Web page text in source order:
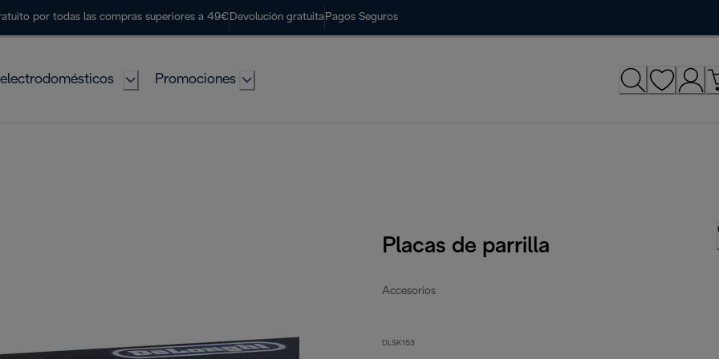
por todas las compras superiores a 49€ Devolución gratuita Pagos Seguros
Promociones
Placas de parrilla
Accesorios
DLSK153